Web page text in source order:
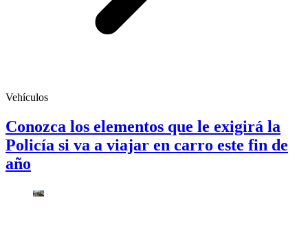
Vehículos
Conozca los elementos que le exigirá la
Policía si va a viajar en carro este fin de
año